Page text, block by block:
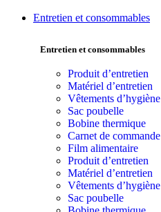
Entretien et consommables
Entretien et consommables
Produit d’entretien
Matériel d’entretien
Vêtements d’hygiène
Sac poubelle
Bobine thermique
Carnet de commande
Film alimentaire
Produit d’entretien
Matériel d’entretien
Vêtements d’hygiène
Sac poubelle